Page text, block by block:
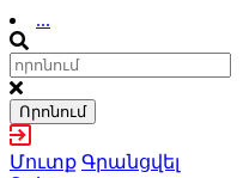
...
Որոնում
Մուտք Գրանցվել